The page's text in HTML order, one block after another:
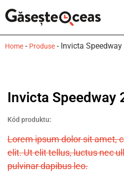
Home - Produse - Invicta
Invicta Speedway
Kód produktu:
Lorem ipsum dolor sit amet,
elit. Ut elit tellus, luctus nec
pulvinar dapibus leo.